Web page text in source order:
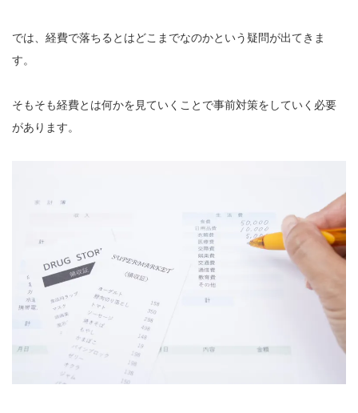
では、経費で落ちるとはどこまでなのかという疑問が出てきま
す。
そもそも経費とは何かを見ていくことで事前対策をしていく必要
があります。